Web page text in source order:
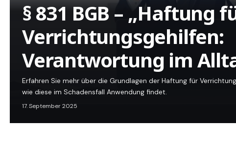
§ 831 BGB – „Haftung
Verrichtungsgehilfen:
Verantwortung im
Erfahren Sie mehr über die Grundlagen der Haftung für
wie diese im Schadensfall Anwendung findet.
17. September 2025